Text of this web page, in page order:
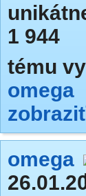
1 944
tému
omega
omega